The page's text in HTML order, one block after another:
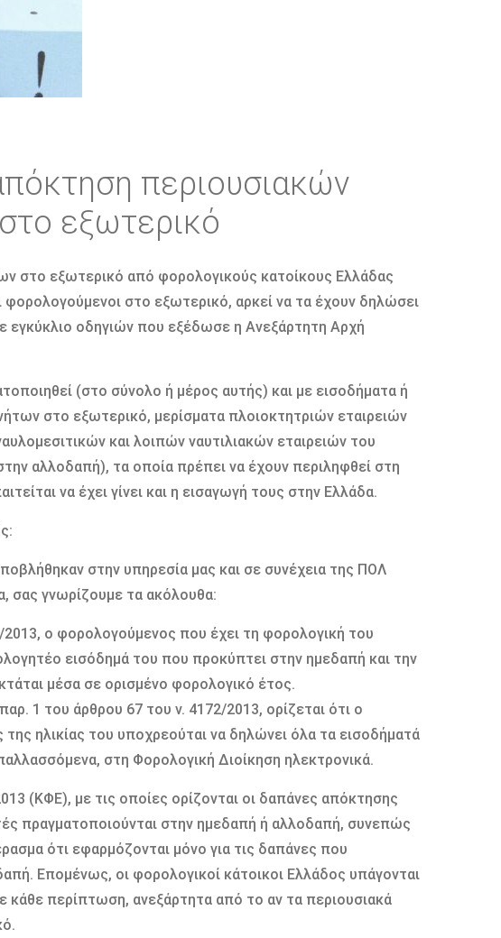
περιουσιακών
εξωτερικό
στο εξωτερικό από φορολογικούς κατοίκους Ελλάδας
στο εξωτερικό, αρκεί να τα έχουν δηλώσει
εγκύκλιο οδηγιών που εξέδωσε η Ανεξάρτητη Αρχή
(στο σύνολο ή μέρος αυτής) και με εισοδήματα ή
στο εξωτερικό, μερίσματα πλοιοκτητριών εταιρειών
και λοιπών ναυτιλιακών εταιρειών του
αλλοδαπή), τα οποία πρέπει να έχουν περιληφθεί στη
να έχει γίνει και η εισαγωγή τους στην Ελλάδα.
στην υπηρεσία μας και σε συνέχεια της ΠΟΛ
σας γνωρίζουμε τα ακόλουθα:
ο φορολογούμενος που έχει τη φορολογική του
εισόδημά του που προκύπτει στην ημεδαπή και την
μέσα σε ορισμένο φορολογικό έτος.
1 του άρθρου 67 του ν. 4172/2013, ορίζεται ότι ο
ηλικίας του υποχρεούται να δηλώνει όλα τα εισοδήματά
στη Φορολογική Διοίκηση ηλεκτρονικά.
(ΚΦΕ), με τις οποίες ορίζονται οι δαπάνες απόκτησης
πραγματοποιούνται στην ημεδαπή ή αλλοδαπή, συνεπώς
ότι εφαρμόζονται μόνο για τις δαπάνες που
Επομένως, οι φορολογικοί κάτοικοι Ελλάδος υπάγονται
κάθε περίπτωση, ανεξάρτητα από το αν τα περιουσιακά